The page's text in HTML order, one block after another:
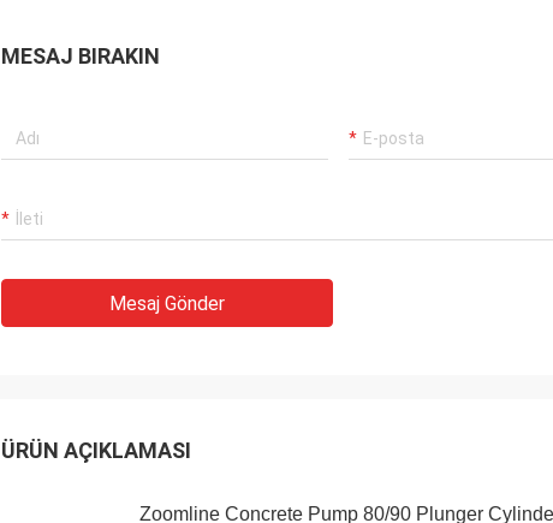
MESAJ BIRAKIN
Mesaj Gönder
ÜRÜN AÇIKLAMASI
Zoomline Concrete Pump 80/90 Plunger